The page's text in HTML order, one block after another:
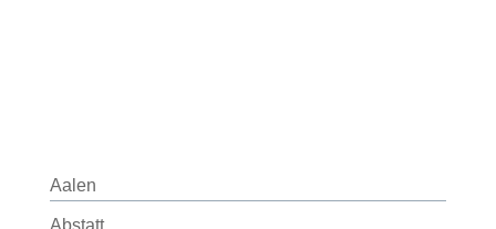
Aalen
Abstatt